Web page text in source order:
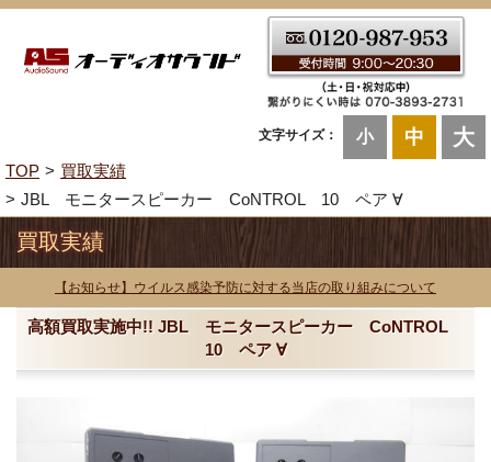
文字サイズ： 小 中 大
TOP
買取実績
JBL モニタースピーカー CoNTROL 10 ペア ∀
買取実績
【お知らせ】ウイルス感染予防に対する当店の取り組みについて
高額買取実施中!! JBL モニタースピーカー CoNTROL
10 ペア ∀